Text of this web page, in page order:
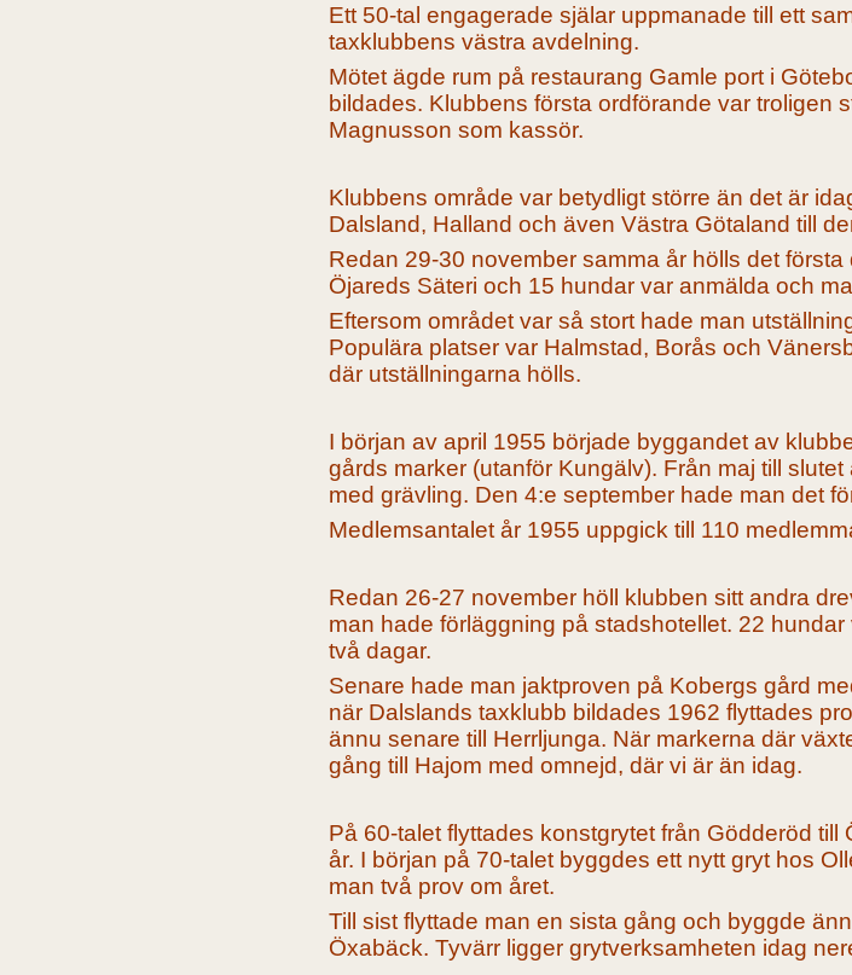
Ett 50-tal engagerade själar uppmanade till ett
taxklubbens västra avdelning.
Mötet ägde rum på restaurang Gamle port i
bildades. Klubbens första ordförande var troligen
Magnusson som kassör.
Klubbens område var betydligt större än det är
Dalsland, Halland och även Västra Götaland till
Redan 29-30 november samma år hölls det
Öjareds Säteri och 15 hundar var anmälda och
Eftersom området var så stort hade man
Populära platser var Halmstad, Borås och
där utställningarna hölls.
I början av april 1955 började byggandet av
gårds marker (utanför Kungälv). Från maj till
med grävling. Den 4:e september hade man det
Medlemsantalet år 1955 uppgick till 110
Redan 26-27 november höll klubben sitt andra
man hade förläggning på stadshotellet. 22
två dagar.
Senare hade man jaktproven på Kobergs gård
när Dalslands taxklubb bildades 1962 flyttades
ännu senare till Herrljunga. När markerna där
gång till Hajom med omnejd, där vi är än idag.
På 60-talet flyttades konstgrytet från Gödderöd
år. I början på 70-talet byggdes ett nytt gryt hos
man två prov om året.
Till sist flyttade man en sista gång och byggde
Öxabäck. Tyvärr ligger grytverksamheten idag